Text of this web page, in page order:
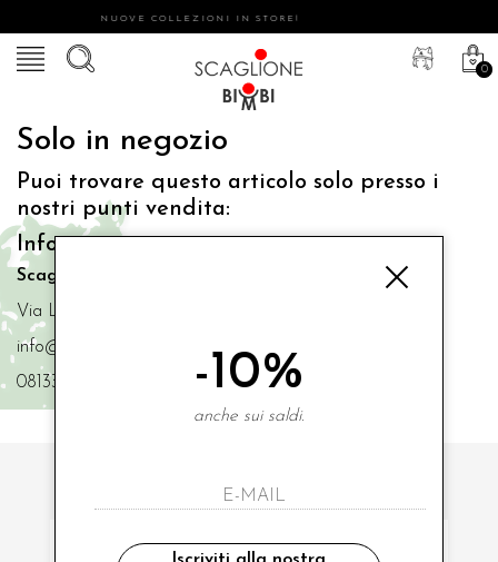
NUOVE COLLEZIONI IN STORE!
0
Solo in negozio
Puoi trovare questo articolo solo presso i
nostri punti vendita:
Info contatti
Scaglione Bimbi di Iacono Maria Angela
Via Luigi Mazzella,73 80077 Ischia
info@scaglionebimbi.com
0813331162
ISCRIVITI ALLA NOSTRA NEWSLETTER
-10%
anche sui saldi.